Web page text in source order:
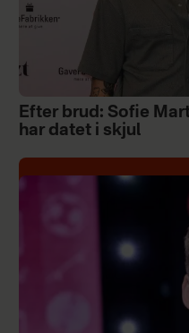
Efter brud: Sofie
har datet i skjul